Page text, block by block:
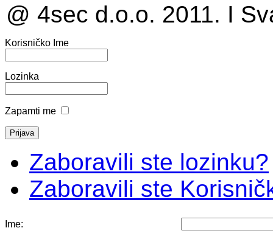
@ 4sec d.o.o. 2011. I
Korisničko Ime
Lozinka
Zapamti me
Zaboravili ste lozinku?
Zaboravili ste
Ime: